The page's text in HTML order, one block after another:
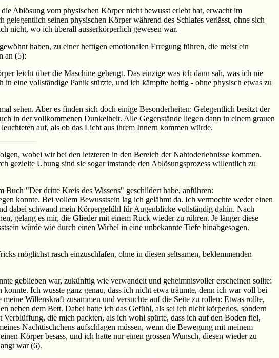
die Ablösung vom physischen Körper nicht bewusst erlebt hat, erwacht im
seinen physischen Körper während des Schlafes verlässt, ohne sich
nicht, wo ich überall ausserkörperlich gewesen war.
haben, zu einer heftigen emotionalen Erregung führen, die meist ein
an (5):
leicht über die Maschine gebeugt. Das einzige was ich dann sah, was ich nie
in eine vollständige Panik stürzte, und ich kämpfte heftig - ohne physisch etwas zu
sehen. Aber es finden sich doch einige Besonderheiten: Gelegentlich besitzt der
in der vollkommenen Dunkelheit. Alle Gegenstände liegen dann in einem grauen
auf, als ob das Licht aus ihrem Innern kommen würde.
wobei wir bei den letzteren in den Bereich der Nahtoderlebnisse kommen.
gezielte Übung sind sie sogar imstande den Ablösungsprozess willentlich zu
Buch "Der dritte Kreis des Wissens" geschildert habe, anführen:
konnte. Bei vollem Bewusstsein lag ich gelähmt da. Ich vermochte weder einen
dabei schwand mein Körpergefühl für Augenblicke vollständig dahin. Nach
gelang es mir, die Glieder mit einem Ruck wieder zu rühren. Je länger diese
würde wie durch einen Wirbel in eine unbekannte Tiefe hinabgesogen.
möglichst rasch einzuschlafen, ohne in diesen seltsamen, beklemmenden
geblieben war, zukünftig wie verwandelt und geheimnisvoller erscheinen sollte:
Ich wusste ganz genau, dass ich nicht etwa träumte, denn ich war voll bei
Willenskraft zusammen und versuchte auf die Seite zu rollen: Etwas rollte,
neben dem Bett. Dabei hatte ich das Gefühl, als sei ich nicht körperlos, sondern
die mich packten, als ich wohl spürte, dass ich auf den Boden fiel,
Nachttischchens aufschlagen müssen, wenn die Bewegung mit meinem
Körper besass, und ich hatte nur einen grossen Wunsch, diesen wieder zu
war (6).